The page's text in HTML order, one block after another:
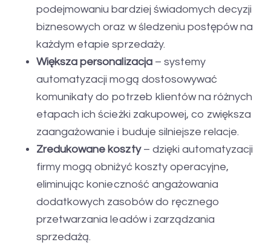
podejmowaniu bardziej świadomych decyzji
biznesowych oraz w śledzeniu postępów na
każdym etapie sprzedaży.
Większa personalizacja– systemy
automatyzacji mogą dostosowywać
komunikaty do potrzeb klientów na różnych
etapach ich ścieżki zakupowej, co zwiększa
zaangażowanie i buduje silniejsze relacje.
Zredukowane koszty– dzięki automatyzacji
firmy mogą obniżyć koszty operacyjne,
eliminując konieczność angażowania
dodatkowych zasobów do ręcznego
przetwarzania leadów i zarządzania
sprzedażą.